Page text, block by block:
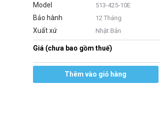
Model 513-425-10E
Bảo hành 12 Tháng
Xuất xứ Nhật Bản
Giá (chưa bao gồm thuế)
Thêm vào giỏ hàng